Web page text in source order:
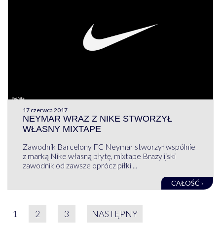
17 czerwca 2017
NEYMAR WRAZ Z NIKE STWORZYŁ
WŁASNY MIXTAPE
Zawodnik Barcelony FC Neymar stworzył wspólnie
z marką Nike własną płytę, mixtape Brazylijski
zawodnik od zawsze oprócz piłki ...
CAŁOŚĆ ›
STRONICOWANIE
1 2 3 NASTĘPNY